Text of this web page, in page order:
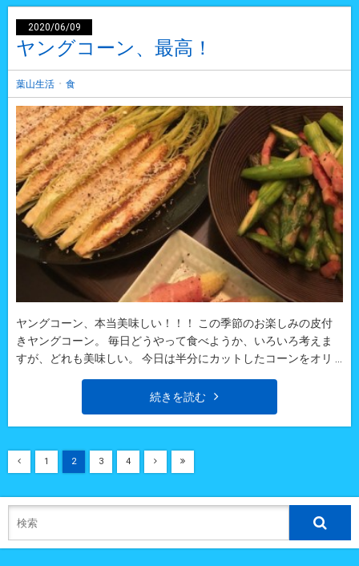
2020/06/09
ヤングコーン、最高！
葉山生活 ・ 食
ヤングコーン、本当美味しい！！！ この季節のお楽しみの皮付
きヤングコーン。 毎日どうやって食べようか、いろいろ考えま
すが、どれも美味しい。 今日は半分にカットしたコーンをオリ ...
続きを読む
1 2 3 4